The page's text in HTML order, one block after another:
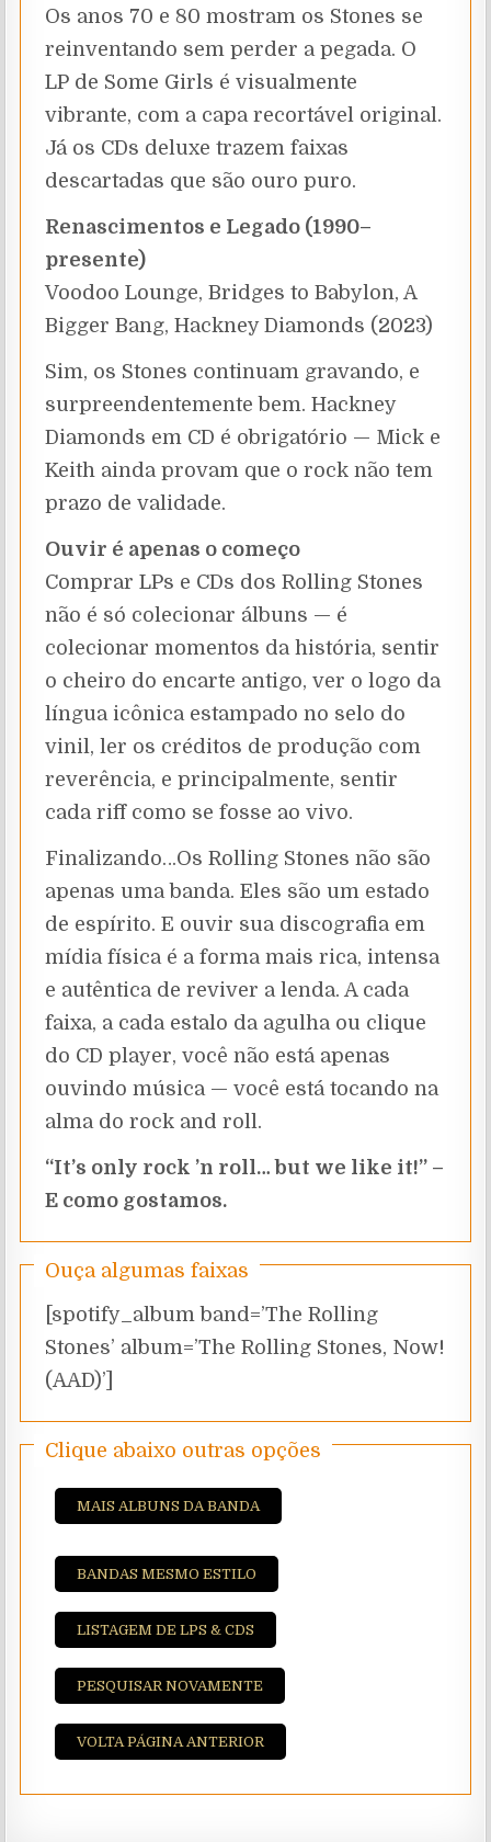
Os anos 70 e 80 mostram os Stones se
reinventando sem perder a pegada. O
LP de Some Girls é visualmente
vibrante, com a capa recortável original.
Já os CDs deluxe trazem faixas
descartadas que são ouro puro.
Renascimentos e Legado (1990–
presente)
Voodoo Lounge, Bridges to Babylon, A
Bigger Bang, Hackney Diamonds (2023)
Sim, os Stones continuam gravando, e
surpreendentemente bem. Hackney
Diamonds em CD é obrigatório — Mick e
Keith ainda provam que o rock não tem
prazo de validade.
Ouvir é apenas o começo
Comprar LPs e CDs dos Rolling Stones
não é só colecionar álbuns — é
colecionar momentos da história, sentir
o cheiro do encarte antigo, ver o logo da
língua icônica estampado no selo do
vinil, ler os créditos de produção com
reverência, e principalmente, sentir
cada riff como se fosse ao vivo.
Finalizando…Os Rolling Stones não são
apenas uma banda. Eles são um estado
de espírito. E ouvir sua discografia em
mídia física é a forma mais rica, intensa
e autêntica de reviver a lenda. A cada
faixa, a cada estalo da agulha ou clique
do CD player, você não está apenas
ouvindo música — você está tocando na
alma do rock and roll.
“It’s only rock ’n roll… but we like it!” –
E como gostamos.
Ouça algumas faixas
[spotify_album band=’The Rolling
Stones’ album=’The Rolling Stones, Now!
(AAD)’]
Clique abaixo outras opções
MAIS ALBUNS DA BANDA
BANDAS MESMO ESTILO
LISTAGEM DE LPS & CDS
PESQUISAR NOVAMENTE
VOLTA PÁGINA ANTERIOR